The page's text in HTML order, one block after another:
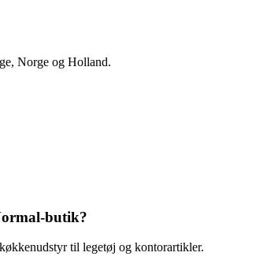
Norge og Holland.
butik?
til legetøj og kontorartikler.